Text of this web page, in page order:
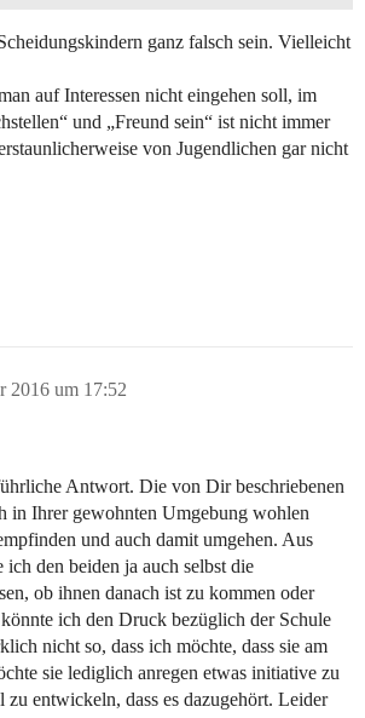
ganz falsch sein. Vielleicht
auf Interessen nicht eingehen soll, im
und „Freund sein“ ist nicht immer
von Jugendlichen gar nicht
2016 um 17:52
Antwort. Die von Dir beschriebenen
in Ihrer gewohnten Umgebung wohlen
und auch damit umgehen. Aus
ich den beiden ja auch selbst die
ob ihnen danach ist zu kommen oder
ich den Druck bezüglich der Schule
nicht so, dass ich möchte, dass sie am
sie lediglich anregen etwas initiative zu
zu entwickeln, dass es dazugehört. Leider